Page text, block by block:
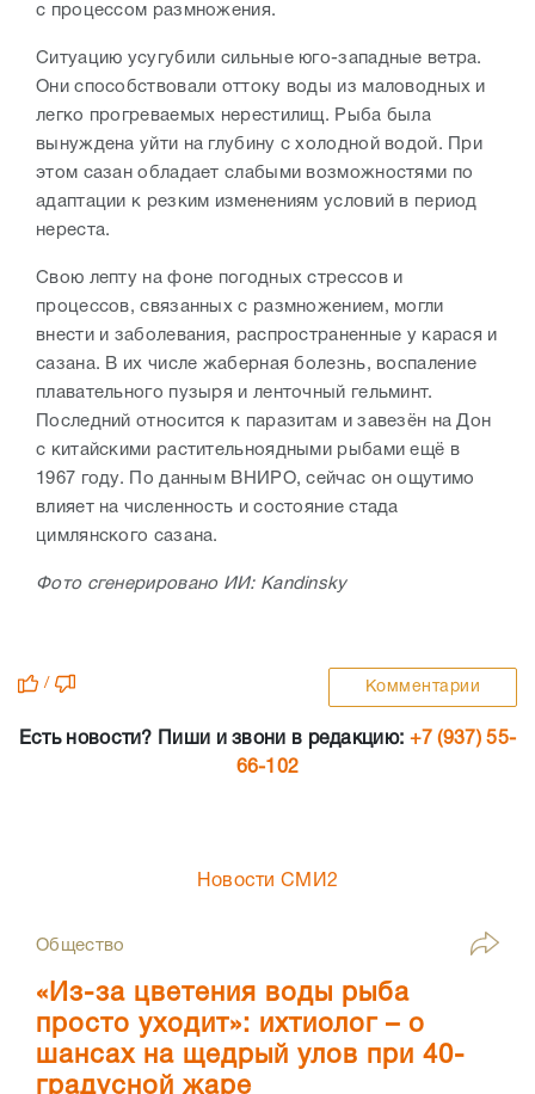
с процессом размножения.
Ситуацию усугубили сильные юго-западные ветра.
Они способствовали оттоку воды из маловодных и
легко прогреваемых нерестилищ. Рыба была
вынуждена уйти на глубину с холодной водой. При
этом сазан обладает слабыми возможностями по
адаптации к резким изменениям условий в период
нереста.
Свою лепту на фоне погодных стрессов и
процессов, связанных с размножением, могли
внести и заболевания, распространенные у карася и
сазана. В их числе жаберная болезнь, воспаление
плавательного пузыря и ленточный гельминт.
Последний относится к паразитам и завезён на Дон
с китайскими растительноядными рыбами ещё в
1967 году. По данным ВНИРО, сейчас он ощутимо
влияет на численность и состояние стада
цимлянского сазана.
Фото сгенерировано ИИ: Kandinsky
/ Комментарии
Есть новости? Пиши и звони в редакцию: +7 (937) 55-
66-102
Новости СМИ2
Общество
«Из-за цветения воды рыба
просто уходит»: ихтиолог – о
шансах на щедрый улов при 40-
градусной жаре